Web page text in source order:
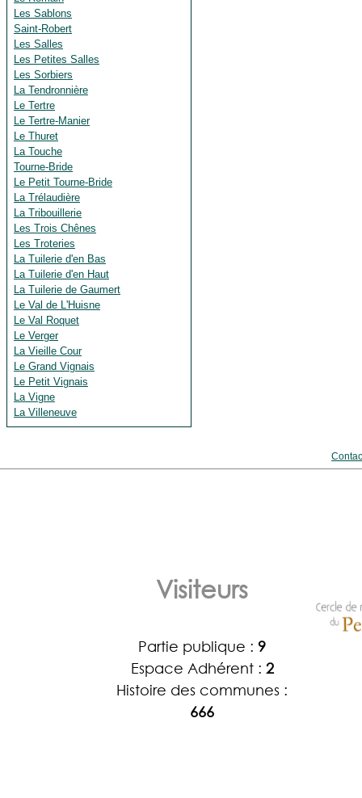
Les Sablons
Saint-Robert
Les Salles
Les Petites Salles
Les Sorbiers
La Tendronnière
Le Tertre
Le Tertre-Manier
Le Thuret
La Touche
Tourne-Bride
Le Petit Tourne-Bride
La Trélaudière
La Tribouillerie
Les Trois Chênes
Les Troteries
La Tuilerie d'en Bas
La Tuilerie d'en Haut
La Tuilerie de Gaumert
Le Val de L'Huisne
Le Val Roquet
Le Verger
La Vieille Cour
Le Grand Vignais
Le Petit Vignais
La Vigne
La Villeneuve
Visiteurs
Partie publique : 9
Espace Adhérent : 2
Histoire des communes :
666